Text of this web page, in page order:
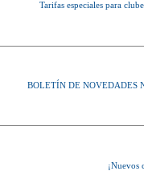
Tarifas especiales para
BOLETÍN DE NOVEDADES
¡Nuevos